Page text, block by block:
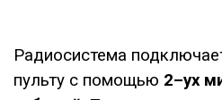
Радиосистема
пульту с помощью 2–ух